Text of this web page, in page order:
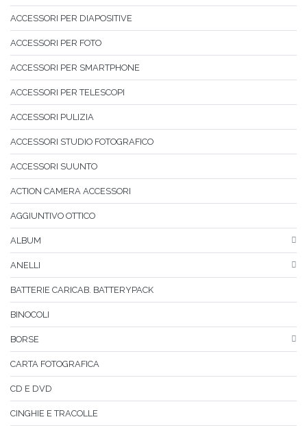
ACCESSORI PER DIAPOSITIVE
ACCESSORI PER FOTO
ACCESSORI PER SMARTPHONE
ACCESSORI PER TELESCOPI
ACCESSORI PULIZIA
ACCESSORI STUDIO FOTOGRAFICO
ACCESSORI SUUNTO
ACTION CAMERA ACCESSORI
AGGIUNTIVO OTTICO
ALBUM
ANELLI
BATTERIE CARICAB. BATTERYPACK
BINOCOLI
BORSE
CARTA FOTOGRAFICA
CD E DVD
CINGHIE E TRACOLLE